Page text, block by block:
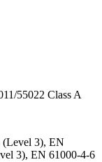
55022 Class A
3), EN
3), EN 61000-4-6